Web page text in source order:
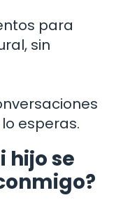
para
sin
esperas.
hijo se